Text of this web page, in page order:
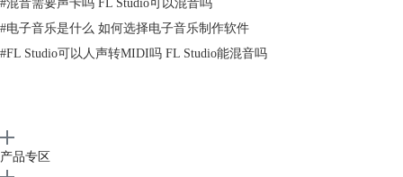
图 2 Cubase
的普及率实在太高了，年轻人仍然是消费的主力。但Cubase也是全球数一
数二的宿主软件，它的用户大多集中在专业领域。选择宿主软件还是要看
哪款软件更适合自己。
#混音需要声卡吗 FL Studio可以混音吗
#电子音乐是什么 如何选择电子音乐制作软件
#FL Studio可以人声转MIDI吗 FL Studio能混音吗
产品专区